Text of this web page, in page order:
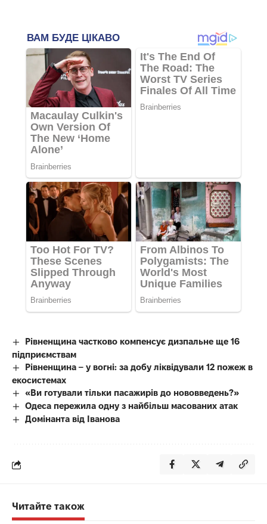
Рівненщина частково компенсує дизпальне ще 16
підприємствам
Рівненщина – у вогні: за добу ліквідували 12 пожеж в
екосистемах
«Ви готували тільки пасажирів до нововведень?»
Одеса пережила одну з найбільш масованих атак
Домінанта від Іванова
Читайте також